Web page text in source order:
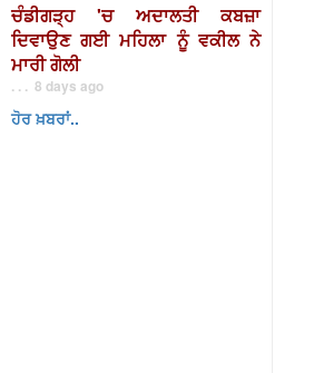
ਚੰਡੀਗੜ੍ਹ 'ਚ ਅਦਾਲਤੀ ਕਬਜ਼ਾ
ਦਿਵਾਉਣ ਗਈ ਮਹਿਲਾ ਨੂੰ ਵਕੀਲ ਨੇ
ਮਾਰੀ ਗੋਲੀ
. . . 8 days ago
ਹੋਰ ਖ਼ਬਰਾਂ..